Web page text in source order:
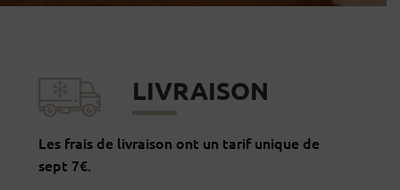
LIVRAISON
Les frais de livraison ont un tarif unique de
sept 7€.